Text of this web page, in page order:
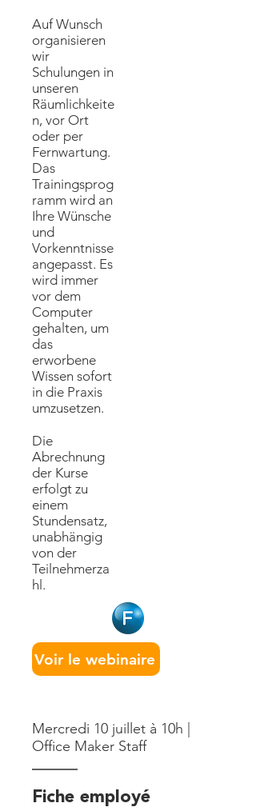
Auf Wunsch
organisieren
wir
Schulungen in
unseren
Räumlichkeite
n, vor Ort
oder per
Fernwartung.
Das
Trainingsprog
ramm wird an
Ihre Wünsche
und
Vorkenntnisse
angepasst. Es
wird immer
vor dem
Computer
gehalten, um
das
erworbene
Wissen sofort
in die Praxis
umzusetzen.
Die
Abrechnung
der Kurse
erfolgt zu
einem
Stundensatz,
unabhängig
von der
Teilnehmerza
hl.
Voir le webinaire
Mercredi 10 juillet à 10h |
Office Maker Staff
Fiche employé